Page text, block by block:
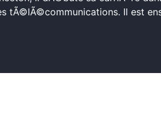
tÃ©lÃ©communications. Il est